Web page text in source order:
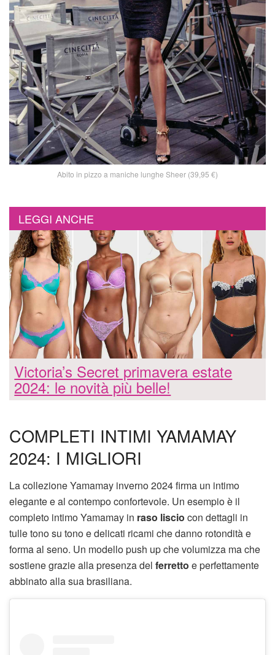
Abito in pizzo a maniche lunghe Sheer (39,95 €)
LEGGI ANCHE
Victoria’s Secret primavera estate
2024: le novità più belle!
COMPLETI INTIMI YAMAMAY
2024: I MIGLIORI
La collezione Yamamay inverno 2024 firma un intimo
elegante e al contempo confortevole. Un esempio è il
completo intimo Yamamay in raso liscio con dettagli in
tulle tono su tono e delicati ricami che danno rotondità e
forma al seno. Un modello push up che volumizza ma che
sostiene grazie alla presenza del ferretto e perfettamente
abbinato alla sua brasiliana.